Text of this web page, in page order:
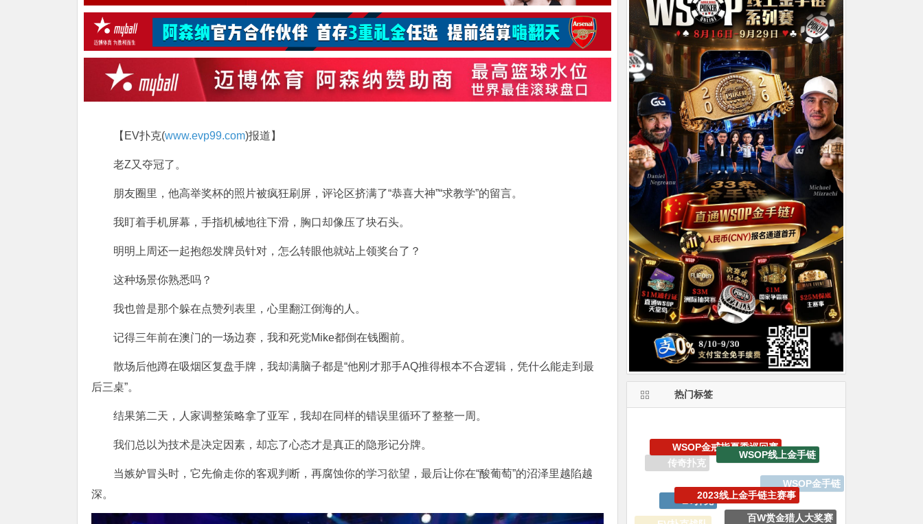
【EV扑克(www.evp99.com)报道】
老Z又夺冠了。
朋友圈里，他高举奖杯的照片被疯狂刷屏，评论区挤满了“恭喜大神”“求教学”的留言。
我盯着手机屏幕，手指机械地往下滑，胸口却像压了块石头。
明明上周还一起抱怨发牌员针对，怎么转眼他就站上领奖台了？
这种场景你熟悉吗？
我也曾是那个躲在点赞列表里，心里翻江倒海的人。
记得三年前在澳门的一场边赛，我和死党Mike都倒在钱圈前。
散场后他蹲在吸烟区复盘手牌，我却满脑子都是“他刚才那手AQ推得根本不合逻辑，凭什么能走到最
后三桌”。
结果第二天，人家调整策略拿了亚军，我却在同样的错误里循环了整整一周。
我们总以为技术是决定因素，却忘了心态才是真正的隐形记分牌。
当嫉妒冒头时，它先偷走你的客观判断，再腐蚀你的学习欲望，最后让你在“酸葡萄”的沼泽里越陷越
深。
热门标签
WSOP线上金手链
EV扑克战队
EV扑克
2023线上金手链主赛事
百W赏金猎人大奖赛
WSOP冠军锦标赛